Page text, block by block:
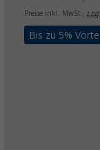
Preise inkl. MwSt.,
Bis zu 5%